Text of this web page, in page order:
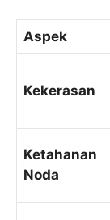
Aspek
Kekerasan
Ketahanan
Noda